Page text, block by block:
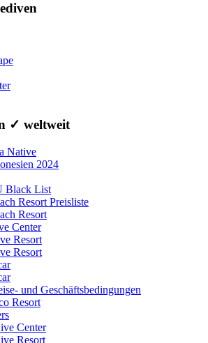
✓ weltweit
Native
2024
Black List
Resort Preisliste
Resort
Center
Resort
Resort
und Geschäftsbedingungen
Resort
Center
Resort